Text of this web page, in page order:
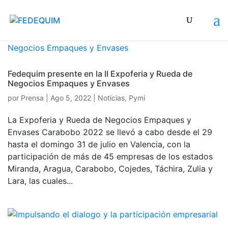
Fedequim presente en la II Expoferia y Rueda de
Negocios Empaques y Envases
por Prensa Ago 5, 2022 Noticias, Pymi
La Expoferia y Rueda de Negocios Empaques y
Envases Carabobo 2022 se llevó a cabo desde el 29
hasta el domingo 31 de julio en Valencia, con la
participación de más de 45 empresas de los estados
Miranda, Aragua, Carabobo, Cojedes, Táchira, Zulia y
Lara, las cuales...